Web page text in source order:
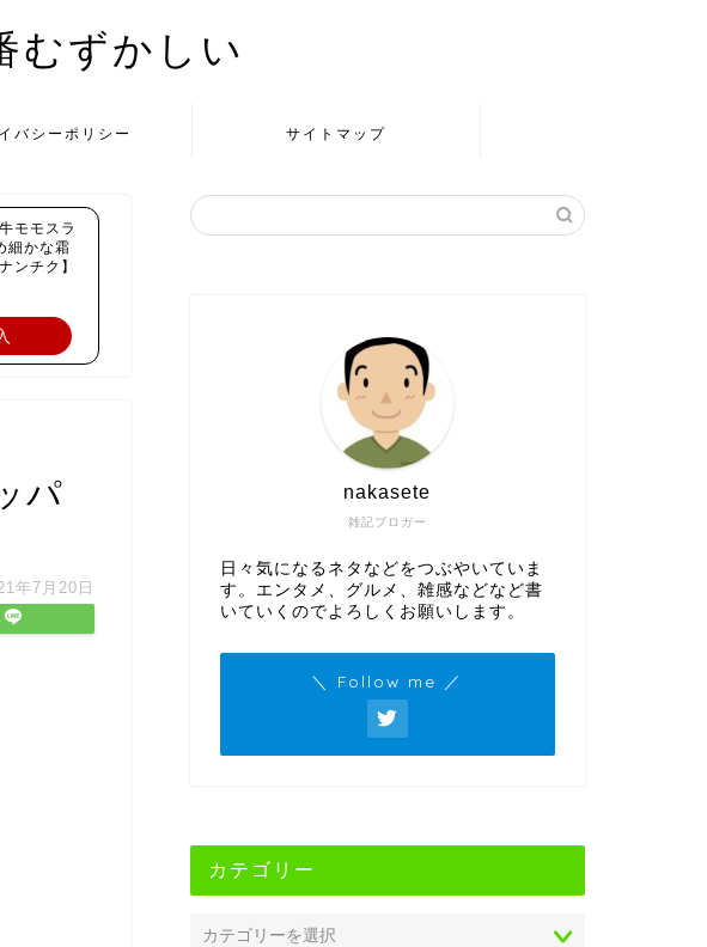
むずかしい
バシーポリシー サイトマップ
モモスラ
細かな霜
ンチク】
パ
年7月20日
雑記ブロガー
nakasete
日々気になるネタなどをつぶやいていま
す。エンタメ、グルメ、雑感などなど書
いていくのでよろしくお願いします。
＼ Follow me ／
カテゴリー